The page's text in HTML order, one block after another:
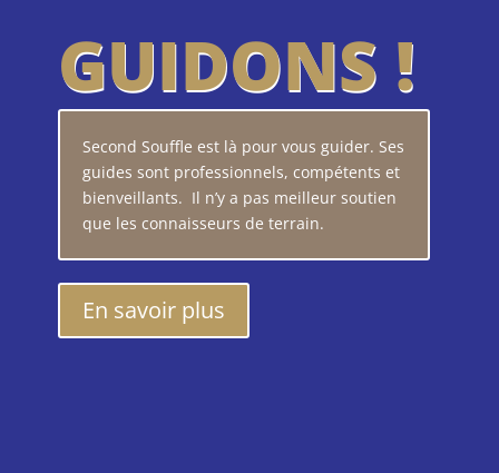
GUIDONS !
Second Souffle est là pour vous guider. Ses
guides sont professionnels, compétents et
bienveillants. Il n’y a pas meilleur soutien
que les connaisseurs de terrain.
En savoir plus